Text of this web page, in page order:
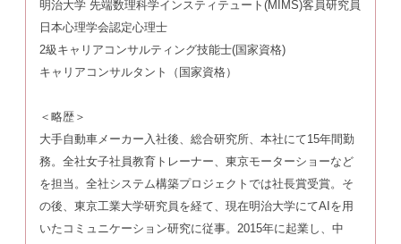
明治大学 先端数理科学インスティテュート(MIMS)客員研究員
日本心理学会認定心理士
2級キャリアコンサルティング技能士(国家資格)
キャリアコンサルタント（国家資格）
＜略歴＞
大手自動車メーカー入社後、総合研究所、本社にて15年間勤
務。全社女子社員教育トレーナー、東京モーターショーなど
を担当。全社システム構築プロジェクトでは社長賞受賞。そ
の後、東京工業大学研究員を経て、現在明治大学にてAIを用
いたコミュニケーション研究に従事。2015年に起業し、中